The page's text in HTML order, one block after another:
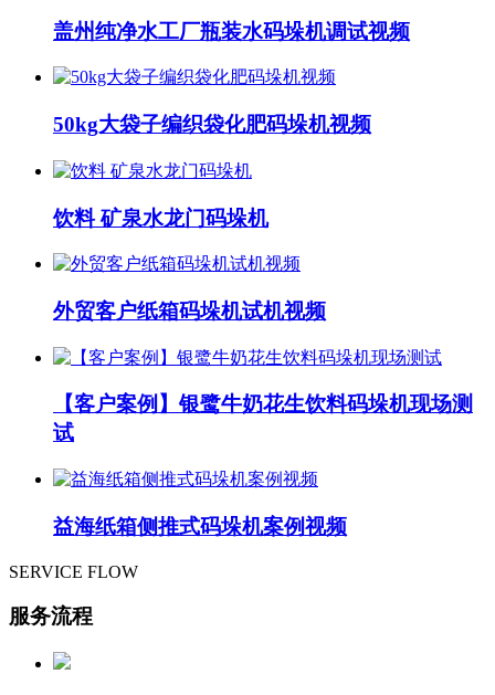
盖州纯净水工厂瓶装水码垛机调试视频
50kg大袋子编织袋化肥码垛机视频
饮料 矿泉水龙门码垛机
外贸客户纸箱码垛机试机视频
【客户案例】银鹭牛奶花生饮料码垛机现场测
试
益海纸箱侧推式码垛机案例视频
SERVICE FLOW
服务流程